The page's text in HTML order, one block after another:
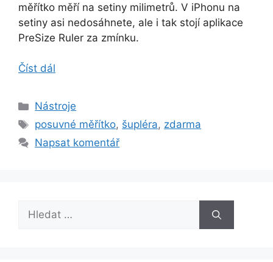
měřítko měří na setiny milimetrů. V iPhonu na
setiny asi nedosáhnete, ale i tak stojí aplikace
PreSize Ruler za zmínku.
Číst dál
Rubriky
Nástroje
Štítky
posuvné měřítko, šupléra, zdarma
Napsat komentář
Hledat: